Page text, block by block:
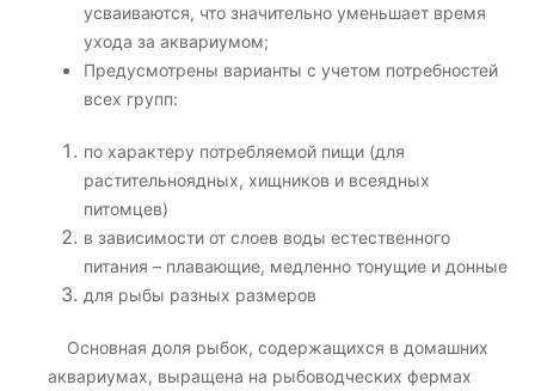
усваиваются, что значительно уменьшает время
ухода за аквариумом;
Предусмотрены варианты с учетом потребностей
всех групп:
по характеру потребляемой пищи (для
растительноядных, хищников и всеядных
питомцев)
в зависимости от слоев воды естественного
питания – плавающие, медленно тонущие и донные
для рыбы разных размеров
​​​​​​​​​​​​​​ Основная доля рыбок, содержащихся в домашних
аквариумах, выращена на рыбоводческих фермах